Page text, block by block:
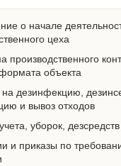
о начале
цеха
производственного
объекта
на дезинфекцию,
и вывоз отходов
уборок,
и приказы по